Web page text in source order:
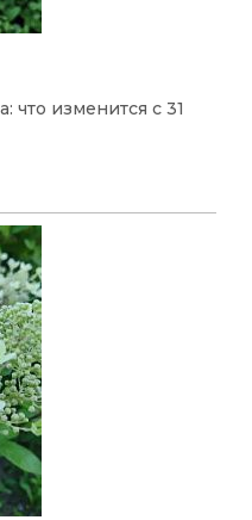
что изменится с 31